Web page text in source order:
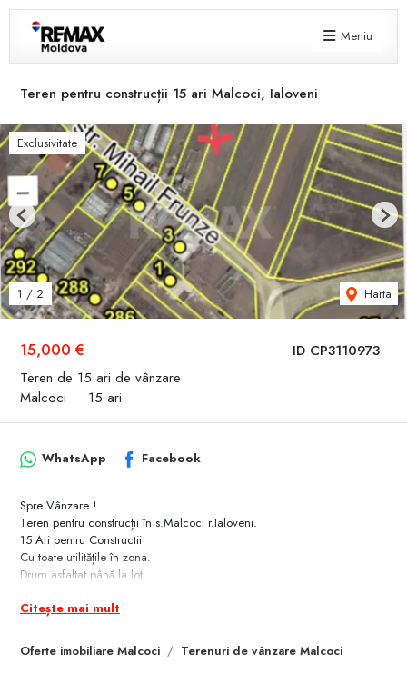
Meniu
Teren pentru construcții 15 ari Malcoci, Ialoveni
ID CP3110973
15,000 €
Teren de 15 ari de vânzare
Malcoci
15 ari
Exclusivitate
1 / 2 Harta
Previous Next
Oferte imobiliare Malcoci Terenuri de vânzare Malcoci
WhatsApp Facebook
Spre Vânzare !
Teren pentru construcții în s.Malcoci r.Ialoveni.
15 Ari pentru Constructii
Cu toate utilitățile în zona.
Drum asfaltat până la lot.
Moldovei, și citeva bazine acvatice.
Citește mai mult